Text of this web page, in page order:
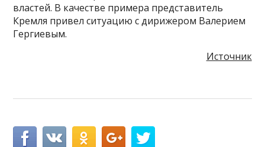
властей. В качестве примера представитель
Кремля привел ситуацию с дирижером Валерием
Гергиевым.
Источник